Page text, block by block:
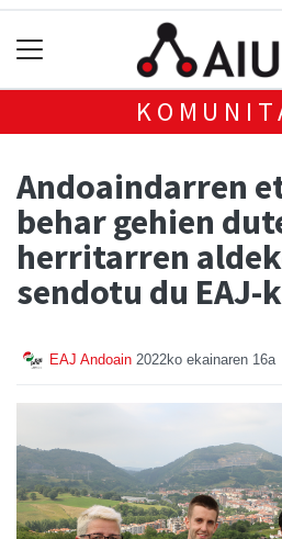
Andoaindarren
behar gehien
herritarren
sendotu du EAJ-
EAJ Andoain 2022ko ekainaren 16a